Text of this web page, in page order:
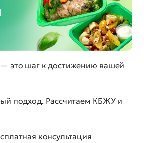
это шаг к достижению вашей
подход. Рассчитаем КБЖУ и
консультация